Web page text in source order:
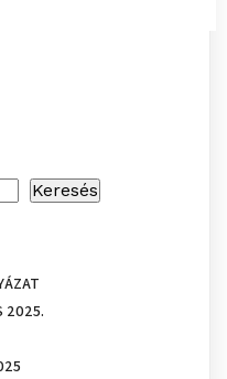
Keresés
2025.